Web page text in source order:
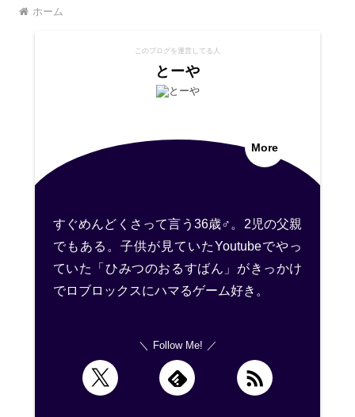
ホーム
このブログを運営してる人
とーや
More
すぐめんどくさって言う36歳♂。2児の父親
でもある。子供が見ていたYoutubeでやっ
ていた「ひみつのおるすばん」がきっかけ
でロブロックスにハマるゲーム好き。
Follow Me!